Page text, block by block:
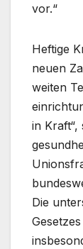
vor.“
Heftige
neuen
weiten
in Kraft“,
Die